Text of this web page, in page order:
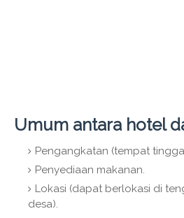
Umum antara hotel
Pengangkatan (tempat
Penyediaan makanan.
Lokasi (dapat berlokasi di
desa).